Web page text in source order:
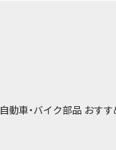
自動車・バイク部品 おす